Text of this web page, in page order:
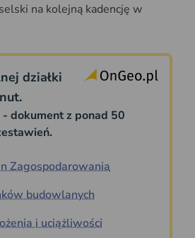
na kolejną kadencję w
działki
dokument z ponad 50
Zagospodarowania
budowlanych
i uciążliwości